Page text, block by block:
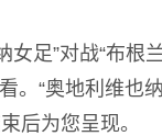
足”对战“布根
“奥地利维也
后为您呈现。